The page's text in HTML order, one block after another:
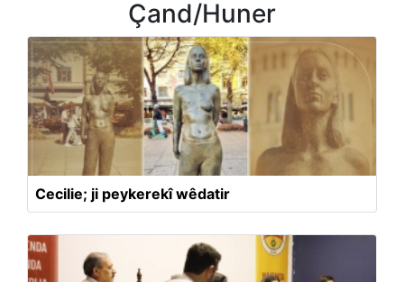
Çand/Huner
Cecilie; ji peykerekî wêdatir